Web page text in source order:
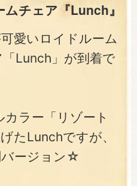
チェア『Lunch』
愛いロイドルーム
Lunch」が到着で
ラー「リゾート
たLunchですが、
バージョン☆